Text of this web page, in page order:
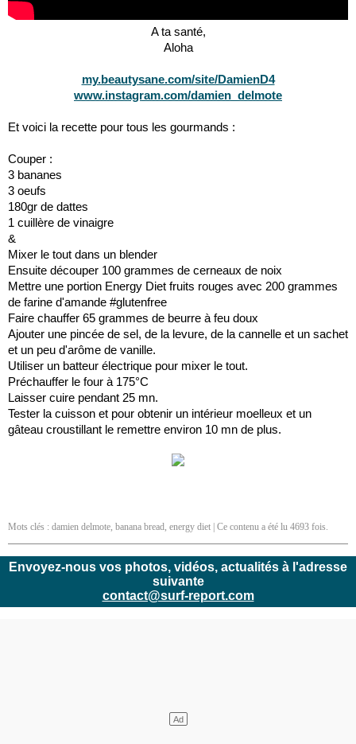
A ta santé,
Aloha
my.beautysane.com/site/DamienD4
www.instagram.com/damien_delmote
Et voici la recette pour tous les gourmands :
Couper :
3 bananes
3 oeufs
180gr de dattes
1 cuillère de vinaigre
&
Mixer le tout dans un blender
Ensuite découper 100 grammes de cerneaux de noix
Mettre une portion Energy Diet fruits rouges avec 200 grammes
de farine d'amande #glutenfree
Faire chauffer 65 grammes de beurre à feu doux
Ajouter une pincée de sel, de la levure, de la cannelle et un sachet
et un peu d'arôme de vanille.
Utiliser un batteur électrique pour mixer le tout.
Préchauffer le four à 175°C
Laisser cuire pendant 25 mn.
Tester la cuisson et pour obtenir un intérieur moelleux et un
gâteau croustillant le remettre environ 10 mn de plus.
Mots clés : damien delmote, banana bread, energy diet | Ce contenu a été lu 4693 fois.
Envoyez-nous vos photos, vidéos, actualités à l'adresse
suivante
contact@surf-report.com